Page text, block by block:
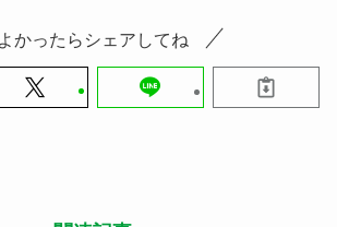
よかったらシェアしてね